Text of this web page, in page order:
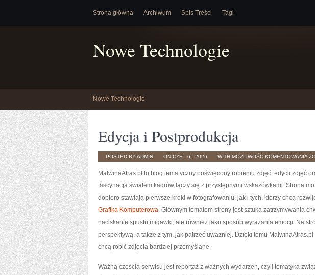
Strona główna Archiwum Spis Treści Tagi
Nowe Technologie
Nowe Technologie
Edycja i Postprodukcja
POSTED BY ADMIN ON CZE - 6 - 2026 WITH MOŻLIWOŚĆ KOMENTOWANIA
I
MalwinaAtras.pl to blog tematyczny poświęcony robieniu zdjęć, edycji zdjęć
fascynacja światem kadrów łączy się z przystępnymi wskazówkami. Strona
dopiero stawiają pierwsze kroki w fotografowaniu, jak i tych, którzy chcą
Grafika Komputerowa. Głównym tematem strony jest sztuka zatrzymywania
naciskanie spustu migawki, ale również jako sposób wyrażania emocji. Na
perspektywą, a także z tym, jak patrzeć uważniej. Dzięki temu
chcą robić zdjęcia bardziej przemyślane.
Ważną częścią serwisu jest reportaż z ważnych wydarzeń, czyli tematyka